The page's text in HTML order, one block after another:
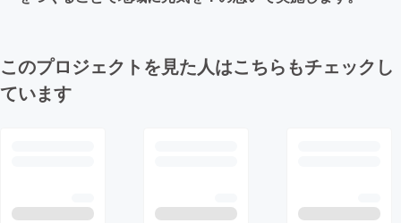
このプロジェクトを見た人はこちらもチェックし
ています